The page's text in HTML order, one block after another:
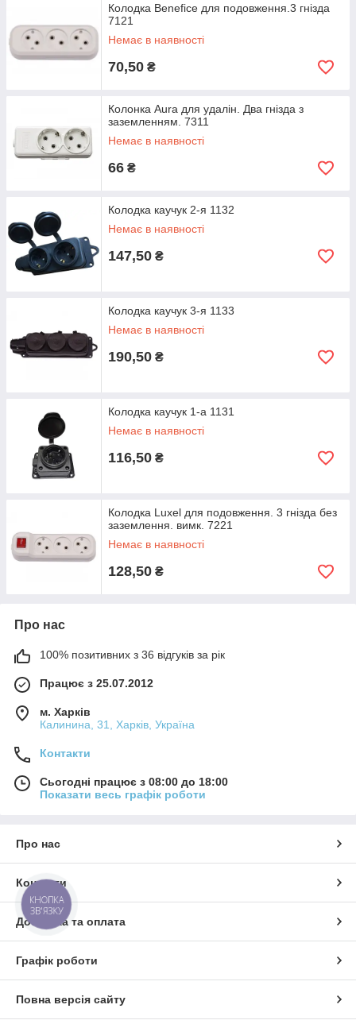
Колодка Benefice для подовження.3 гнізда
7121
Немає в наявності
70,50 ₴
Колонка Aura для удалін. Два гнізда з
заземленням. 7311
Немає в наявності
66 ₴
Колодка каучук 2-я 1132
Немає в наявності
147,50 ₴
Колодка каучук 3-я 1133
Немає в наявності
190,50 ₴
Колодка каучук 1-а 1131
Немає в наявності
116,50 ₴
Колодка Luxel для подовження. 3 гнізда без
заземлення. вимк. 7221
Немає в наявності
128,50 ₴
Про нас
100% позитивних з 36 відгуків за рік
Працює з 25.07.2012
м. Харків
Калинина, 31, Харків, Україна
Контакти
Сьогодні працює з 08:00 до 18:00
Показати весь графік роботи
Про нас
Контакти
Доставка та оплата
Графік роботи
Повна версія сайту
КНОПКА
ЗВ'ЯЗКУ